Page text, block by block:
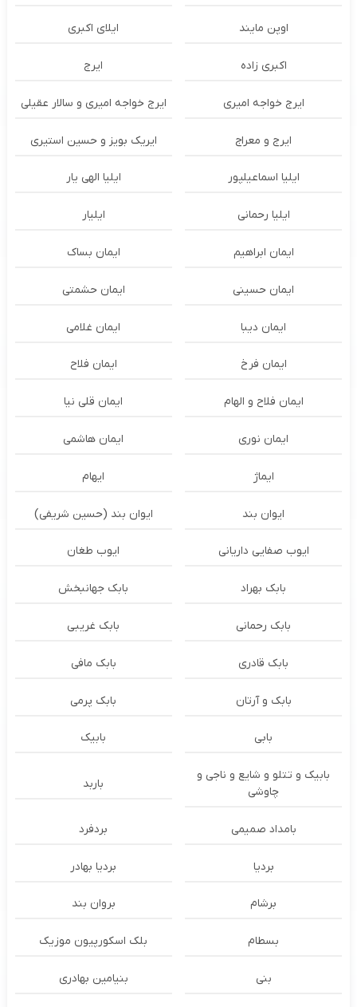
اوپن مایند ايلاى اكبرى
اکبری زاده ایرج
ایرج خواجه امیری ایرج خواجه امیری و سالار عقیلی
ایرج و معراج ایریک بویز و حسین استیری
ایلیا اسماعیلپور ایلیا الهی یار
ایلیا رحمانی ایلیار
ایمان ابراهیم ایمان بساک
ایمان حسینی ایمان حشمتی
ایمان دیبا ایمان غلامی
ایمان فرخ ایمان فلاح
ایمان فلاح و الهام ایمان قلی نیا
ایمان نوری ایمان هاشمی
ایماژ ایهام
ایوان بند ایوان بند (حسین شریفی)
ایوب صفایی داریانی ایوب طغان
بابک بهراد بابک جهانبخش
بابک رحمانی بابک غریبی
بابک قادری بابک مافی
بابک و آرتان بابک پرمی
بابی بابیک
بابیک و تتلو و شایع و ناجی و
چاوشی
باربد
بامداد صمیمی بردفرد
بردیا بردیا بهادر
برشام بروان بند
بسطام بلک اسکورپیون موزیک
بنی بنیامین بهادری